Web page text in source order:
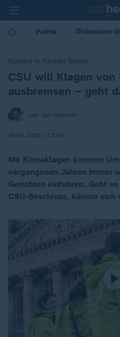
Politik Diskussion
Klausur in Kloster Seeon
:
CSU will Klagen von
ausbremsen – geht
von Jan Henrich
06.01.2026 | 12:42
Mit Klimaklagen konnten
vergangenen Jahren immer
Gerichten einfahren. Geht
CSU-Beschluss, könnte sich